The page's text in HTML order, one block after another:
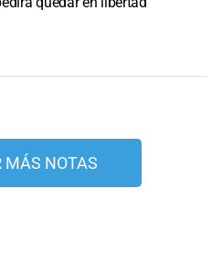
MÁS NOTAS